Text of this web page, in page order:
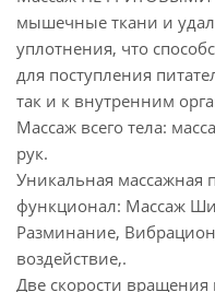
мышечные ткани и
уплотнения, что
для поступления
так и к внутренним
Массаж всего тела:
рук.
Уникальная
функционал: Массаж
Разминание,
воздействие,.
Две скорости